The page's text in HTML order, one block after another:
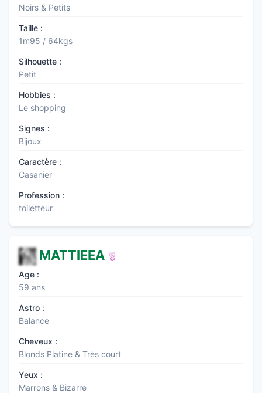
Noirs & Petits
Taille :
1m95 / 64kgs
Silhouette :
Petit
Hobbies :
Le shopping
Signes :
Bijoux
Caractère :
Casanier
Profession :
toiletteur
MATTIEEA
Age :
59 ans
Astro :
Balance
Cheveux :
Blonds Platine & Très court
Yeux :
Marrons & Bizarre